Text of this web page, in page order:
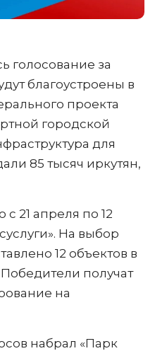
голосование за
благоустроены в
проекта
городской
для
85 тысяч иркутян,
21 апреля по 12
На выбор
12 объектов в
получат
на
набрал «Парк